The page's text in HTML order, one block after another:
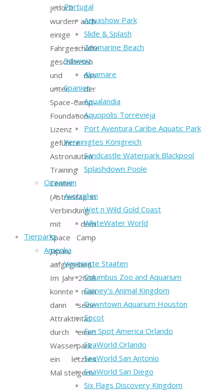
Portugal
Aquashow Park
Slide & Splash
Zoomarine Beach
Schweiz
Alpamare
Spanien
Aqualandia
Aquopolis Torrevieja
Port Aventura Caribe Aquatic Park
Vereinigtes Königreich
Sandcastle Waterpark Blackpool
Splashdown Poole
Ozeanien
Australien
Wet n Wild Gold Coast
WhiteWater World
Tierparks
Amerika
Vereinigte Staaten
Columbus Zoo and Aquarium
Disney’s Animal Kingdom
Downtown Aquarium Houston
Epcot
Fun Spot America Orlando
SeaWorld Orlando
SeaWorld San Antonio
SeaWorld San Diego
Six Flags Discovery Kingdom
jedoch
wurden auch
einige
Fahrgeschäfte
geschlossen
und das
unter der
Space-Camp-
Foundation-
Lizenz
geführte
Astronauten
Training
Center
(Astresta), in
Verbindung
mit dem
Space Camp
Japan,
aufgegeben.
Im Jahr 2008
konnte man
dann seine
Attraktivität
durch einen
Wasserpark
ein letztes
Mal steigern.